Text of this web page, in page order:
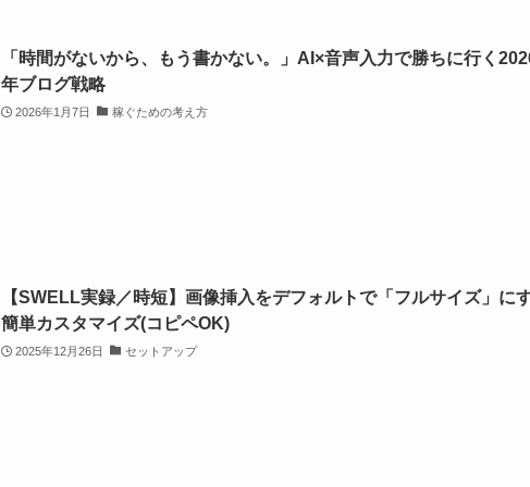
「時間がないから、もう書かない。」AI×音声入力で勝ちに行く
年ブログ戦略
2026年1月7日 稼ぐための考え方
【SWELL実録／時短】画像挿入をデフォルトで「フルサイズ」に
簡単カスタマイズ(コピペOK)
2025年12月26日 セットアップ